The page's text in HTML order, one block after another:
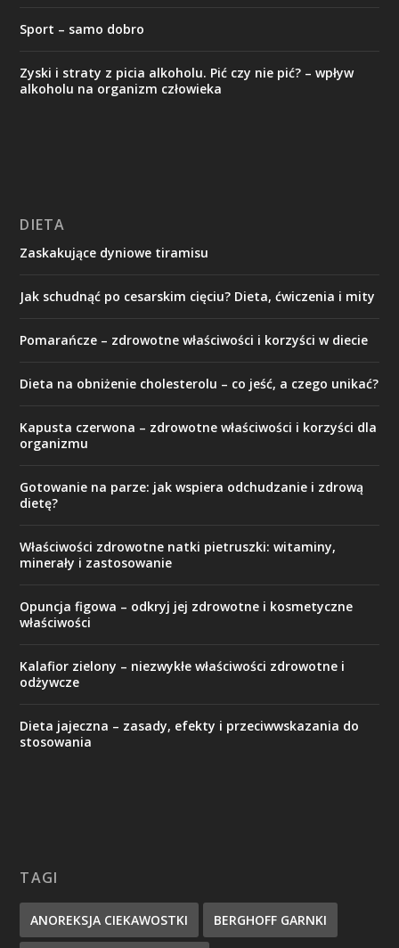
Sport – samo dobro
Zyski i straty z picia alkoholu. Pić czy nie pić? – wpływ
alkoholu na organizm człowieka
DIETA
Zaskakujące dyniowe tiramisu
Jak schudnąć po cesarskim cięciu? Dieta, ćwiczenia i mity
Pomarańcze – zdrowotne właściwości i korzyści w diecie
Dieta na obniżenie cholesterolu – co jeść, a czego unikać?
Kapusta czerwona – zdrowotne właściwości i korzyści dla
organizmu
Gotowanie na parze: jak wspiera odchudzanie i zdrową
dietę?
Właściwości zdrowotne natki pietruszki: witaminy,
minerały i zastosowanie
Opuncja figowa – odkryj jej zdrowotne i kosmetyczne
właściwości
Kalafior zielony – niezwykłe właściwości zdrowotne i
odżywcze
Dieta jajeczna – zasady, efekty i przeciwwskazania do
stosowania
TAGI
ANOREKSJA CIEKAWOSTKI BERGHOFF GARNKI